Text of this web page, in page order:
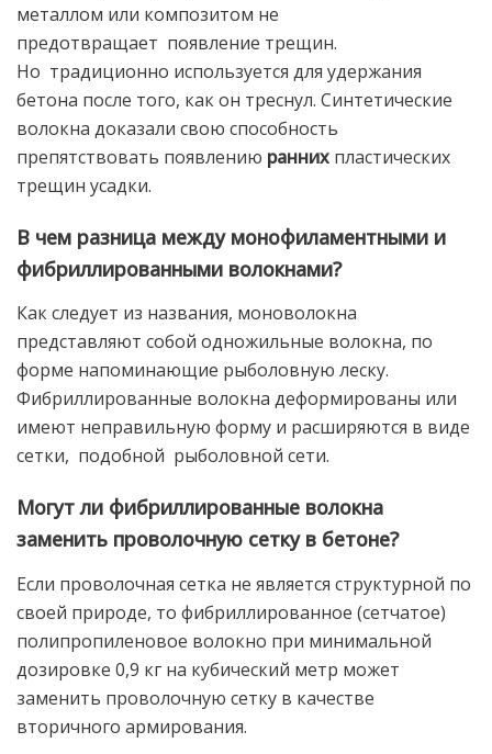
металлом или композитом не
предотвращает появление трещин.
Но традиционно используется для удержания
бетона после того, как он треснул. Синтетические
волокна доказали свою способность
препятствовать появлению ранних пластических
трещин усадки.
В чем разница между монофиламентными и
фибриллированными волокнами?
Как следует из названия, моноволокна
представляют собой одножильные волокна, по
форме напоминающие рыболовную леску.
Фибриллированные волокна деформированы или
имеют неправильную форму и расширяются в виде
сетки, подобной рыболовной сети.
Могут ли фибриллированные волокна
заменить проволочную сетку в бетоне?
Если проволочная сетка не является структурной по
своей природе, то фибриллированное (сетчатое)
полипропиленовое волокно при минимальной
дозировке 0,9 кг на кубический метр может
заменить проволочную сетку в качестве
вторичного армирования.